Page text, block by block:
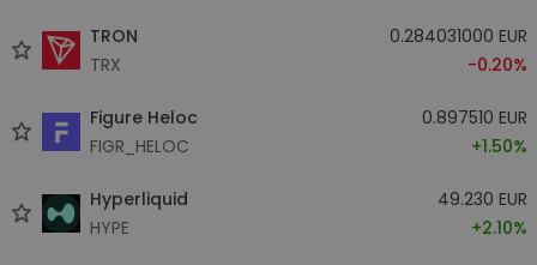
TRON
TRX
0.284031000 EUR
-0.20%
Figure Heloc
FIGR_HELOC
0.897510 EUR
+1.50%
Hyperliquid
HYPE
49.230 EUR
+2.10%